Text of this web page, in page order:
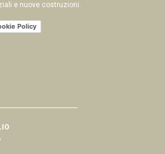
e nuove costruzioni.
Policy